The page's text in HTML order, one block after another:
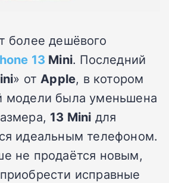
более дешёвого
13 Mini. Последний
» от Apple, в котором
модели была уменьшена
13 Mini для
идеальным телефоном.
не продаётся новым,
исправные